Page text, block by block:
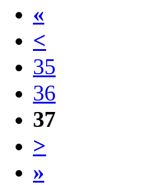
«
<
35
36
37
>
»